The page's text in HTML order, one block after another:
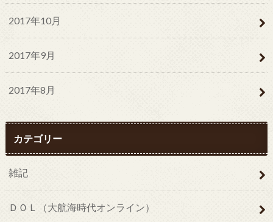
2017年10月
2017年9月
2017年8月
カテゴリー
雑記
ＤＯＬ（大航海時代オンライン）